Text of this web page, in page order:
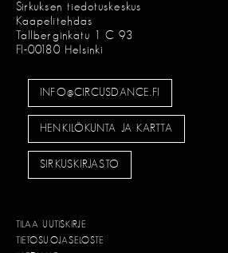
Sirkuksen tiedotuskeskus
Kaapelitehdas
Tallberginkatu 1 C 93
FI-00180 Helsinki
INFO@CIRCUSDANCE.FI
HENKILÖKUNTA JA KARTTA
SIRKUSKIRJASTO
TILAA UUTISKIRJE
TIETOSUOJASELOSTE